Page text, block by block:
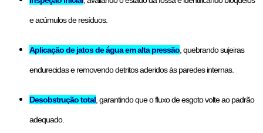
e acúmulos de resíduos.
Aplicação de jatos de água em alta pressão , quebrando sujeiras
endurecidas e removendo detritos aderidos às paredes internas.
Desobstrução total , garantindo que o fluxo de esgoto volte ao padrão
adequado.